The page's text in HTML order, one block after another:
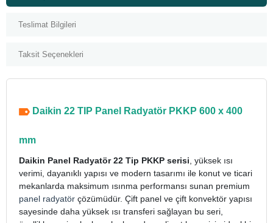
Teslimat Bilgileri
Taksit Seçenekleri
Daikin 22 TIP Panel Radyatör PKKP 600 x 400
mm
Daikin Panel Radyatör 22 Tip PKKP serisi , yüksek ısı
verimi, dayanıklı yapısı ve modern tasarımı ile konut ve ticari
mekanlarda maksimum ısınma performansı sunan premium
panel radyatör çözümüdür. Çift panel ve çift konvektör yapısı
sayesinde daha yüksek ısı transferi sağlayan bu seri,